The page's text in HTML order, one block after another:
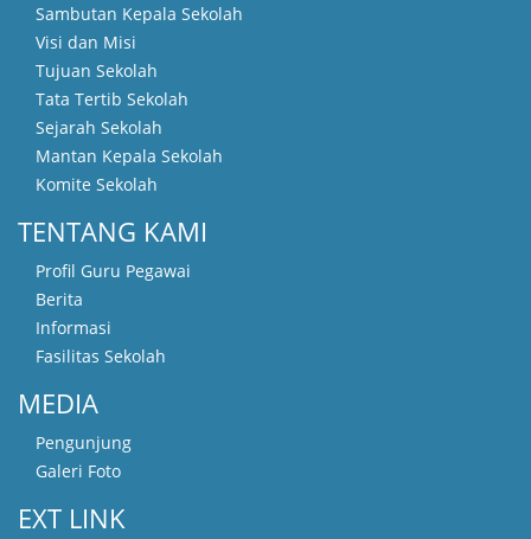
Sambutan Kepala Sekolah
Visi dan Misi
Tujuan Sekolah
Tata Tertib Sekolah
Sejarah Sekolah
Mantan Kepala Sekolah
Komite Sekolah
TENTANG KAMI
Profil Guru Pegawai
Berita
Informasi
Fasilitas Sekolah
MEDIA
Pengunjung
Galeri Foto
EXT LINK